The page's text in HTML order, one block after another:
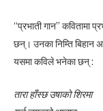
“प्रभाती गान” कवितामा
छन्। उनका निम्ति बिहान
यसमा कविले भनेका छन् :
तारा हाँस्छ उषाको शिरमा